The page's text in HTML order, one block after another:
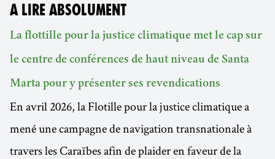
A LIRE ABSOLUMENT
La flottille pour la justice climatique met le cap sur
le centre de conférences de haut niveau de Santa
Marta pour y présenter ses revendications
En avril 2026, la Flotille pour la justice climatique a
mené une campagne de navigation transnationale à
travers les Caraïbes afin de plaider en faveur de la